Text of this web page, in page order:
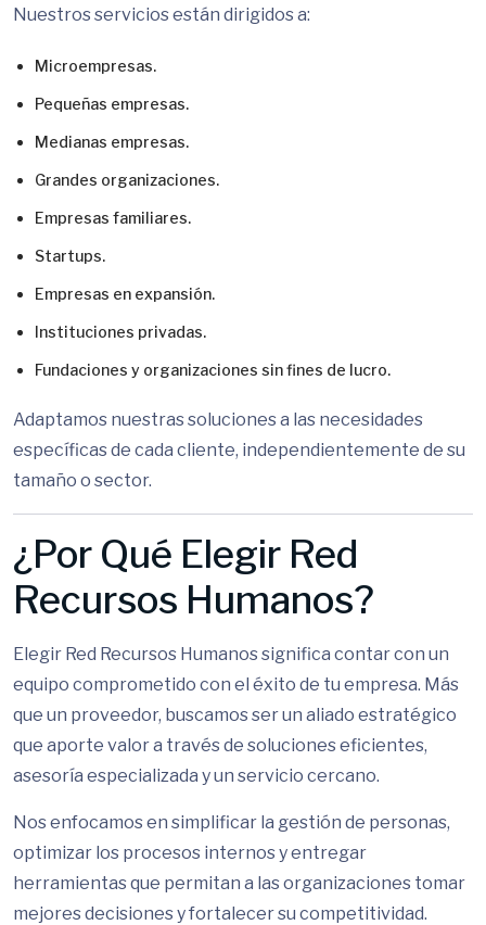
Nuestros servicios están dirigidos a:
Microempresas.
Pequeñas empresas.
Medianas empresas.
Grandes organizaciones.
Empresas familiares.
Startups.
Empresas en expansión.
Instituciones privadas.
Fundaciones y organizaciones sin fines de lucro.
Adaptamos nuestras soluciones a las necesidades
específicas de cada cliente, independientemente de su
tamaño o sector.
¿Por Qué Elegir Red
Recursos Humanos?
Elegir Red Recursos Humanos significa contar con un
equipo comprometido con el éxito de tu empresa. Más
que un proveedor, buscamos ser un aliado estratégico
que aporte valor a través de soluciones eficientes,
asesoría especializada y un servicio cercano.
Nos enfocamos en simplificar la gestión de personas,
optimizar los procesos internos y entregar
herramientas que permitan a las organizaciones tomar
mejores decisiones y fortalecer su competitividad.